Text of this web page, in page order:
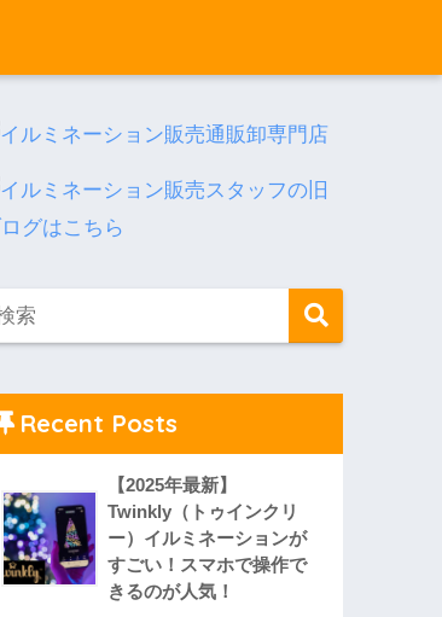
Recent Posts
【2025年最新】
Twinkly（トゥインクリ
ー）イルミネーションが
すごい！スマホで操作で
きるのが人気！